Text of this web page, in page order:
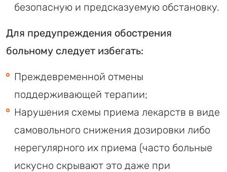
безопасную и предсказуемую обстановку.
Для предупреждения обострения
больному следует избегать:
Преждевременной отмены
поддерживающей терапии;
Нарушения схемы приема лекарств в виде
самовольного снижения дозировки либо
нерегулярного их приема (часто больные
искусно скрывают это даже при